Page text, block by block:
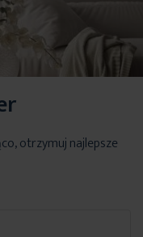
otrzymuj najlepsze